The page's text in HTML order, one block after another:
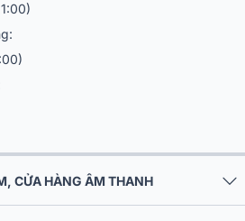
CỬA HÀNG ÂM THANH